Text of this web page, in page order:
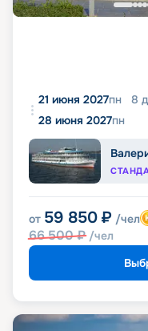
21 июня 2027пн 8
28 июня 2027пн
от 59 850 ₽ /чел
66 500₽ /чел